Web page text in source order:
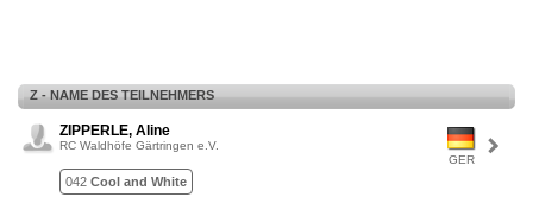
Z - NAME DES TEILNEHMERS
GER
ZIPPERLE, Aline
RC Waldhöfe Gärtringen e.V.
042 Cool and White